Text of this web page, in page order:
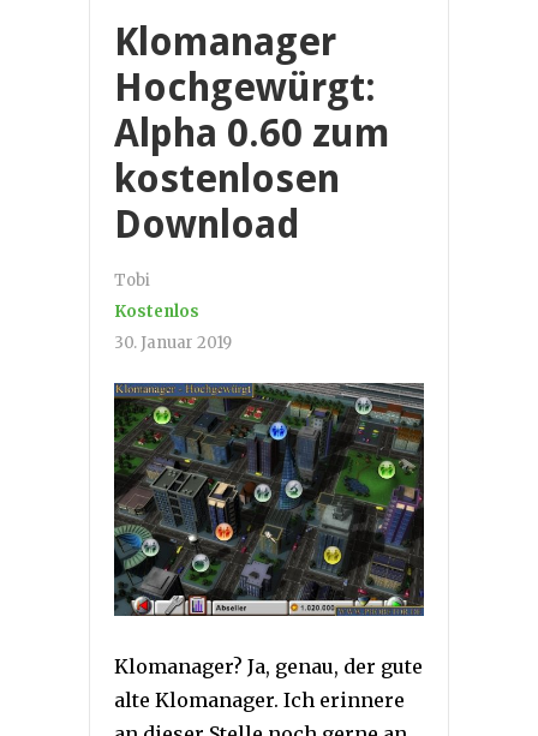
Klomanager
Hochgewürgt:
Alpha 0.60 zum
kostenlosen
Download
Tobi
Kostenlos
30. Januar 2019
Klomanager? Ja, genau, der gute
alte Klomanager. Ich erinnere